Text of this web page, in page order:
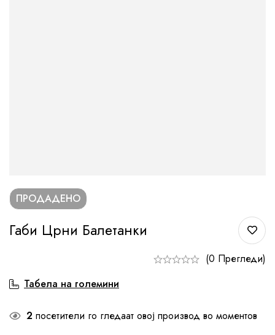
ПРОДАДЕНО
Габи Црни Балетанки
(0 Прегледи)
Табела на големини
2 посетители го гледаат овој производ во моментов